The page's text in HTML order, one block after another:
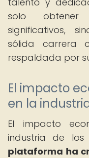
solo
significativos,
sólida carrera
respaldada por
El impacto
en la
El impacto
industria de los
plataforma ha